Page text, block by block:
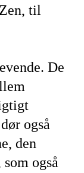
til
De
også
den
også